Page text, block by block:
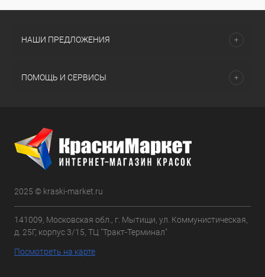
НАШИ ПРЕДЛОЖЕНИЯ
ПОМОЩЬ И СЕРВИСЫ
2025 © kraski-market.ru
141009, Московская обл., г. Мытищи, ул. Коммунистическая,
д. 25Г, корпус 3/15, ТЦ "Тракт-Терминал"
Посмотреть на карте